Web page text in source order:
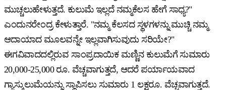
ಮುಚ್ಚಲುಹೇಳುತ್ತದೆ. ಕುಲುಮೆ ಇಲ್ಲದೆ ನಮ್ಮಕೆಲಸ ಹೇಗೆ ಸಾಧ್ಯ?"
ಎಂದುನರೇಂದ್ರ ಕೇಳುತ್ತಾರೆ. "ನಮ್ಮ ಕೆಲಸದ ಸ್ಥಳಗಳನ್ನು ಮುಚ್ಚಿ ನಮ್ಮ
ಆದಾಯಾದ ಮೂಲವನ್ನೇ ಇಲ್ಲವಾಗಿಸುವುದು ಸರಿಯೇ?"
ಈಗವಿವಾದದಲ್ಲಿರುವ ಸಾಂಪ್ರದಾಯಿಕ ಮಣ್ಣಿನ ಕುಲುಮೆಗೆ ಸುಮಾರು
20,000-25,000 ರೂ. ವೆಚ್ಚವಾಗುತ್ತದೆ, ಆದರೆ ಪರ್ಯಾಯವಾದ
ಗ್ಯಾಸ್ಕುಲುಮೆಯನ್ನು ಸ್ಥಾಪಿಸಲು ಸುಮಾರು 1 ಲಕ್ಷರೂ. ವೆಚ್ಚವಾಗುತ್ತದೆ.